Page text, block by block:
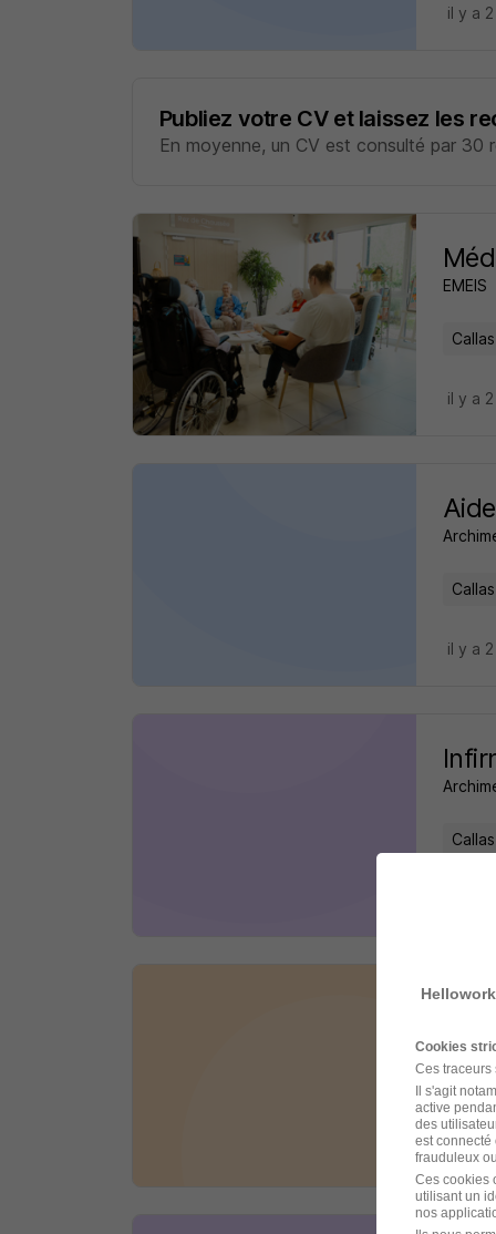
il y a
Publiez votre CV et laissez les
En moyenne, un CV est consulté par 30
EMEIS
il y a
il y a
il y a
Cookies
Ces traceurs
Il s'agit
active
des
est connecté
frauduleux
Ces cookies
utilisant un
nos